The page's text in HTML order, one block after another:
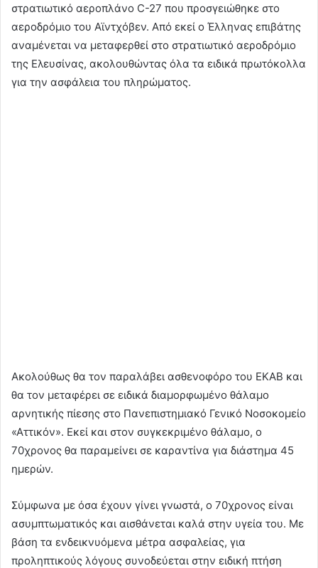
στρατιωτικό αεροπλάνο C-27 που προσγειώθηκε στο
αεροδρόμιο του Αϊντχόβεν. Από εκεί ο Έλληνας επιβάτης
αναμένεται να μεταφερθεί στο στρατιωτικό αεροδρόμιο
της Ελευσίνας, ακολουθώντας όλα τα ειδικά πρωτόκολλα
για την ασφάλεια του πληρώματος.
Ακολούθως θα τον παραλάβει ασθενοφόρο του ΕΚΑΒ και
θα τον μεταφέρει σε ειδικά διαμορφωμένο θάλαμο
αρνητικής πίεσης στο Πανεπιστημιακό Γενικό Νοσοκομείο
«Αττικόν». Εκεί και στον συγκεκριμένο θάλαμο, ο
70χρονος θα παραμείνει σε καραντίνα για διάστημα 45
ημερών.
Σύμφωνα με όσα έχουν γίνει γνωστά, ο 70χρονος είναι
ασυμπτωματικός και αισθάνεται καλά στην υγεία του. Με
βάση τα ενδεικνυόμενα μέτρα ασφαλείας, για
προληπτικούς λόγους συνοδεύεται στην ειδική πτήση